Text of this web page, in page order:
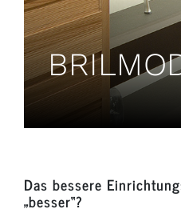
Das bessere
„besser“?